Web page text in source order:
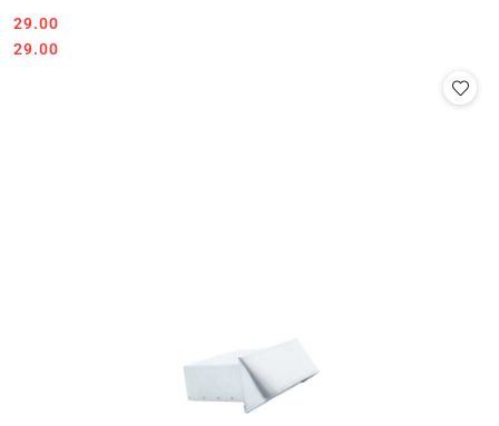
Cena:
29.00
Cena:
29.00